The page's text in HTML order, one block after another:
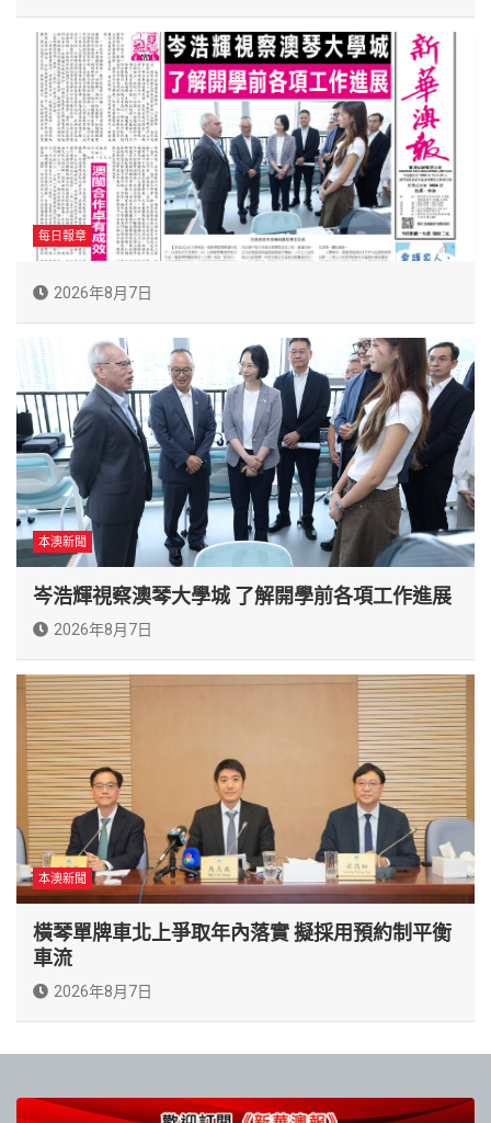
每日報章
2026年8月7日
本澳新聞
岑浩輝視察澳琴大學城 了解開學前各項工作進展
2026年8月7日
本澳新聞
橫琴單牌車北上爭取年內落實 擬採用預約制平衡
車流
2026年8月7日